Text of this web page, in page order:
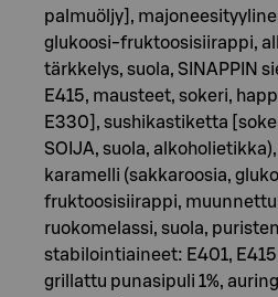
palmuöljy],
glukoosi-fruktoosisiirappi,
tärkkelys, suola, SINAPPIN
E415, mausteet, sokeri,
E330], sushikastiketta
SOIJA, suola,
karamelli (sakkaroosia,
fruktoosisiirappi,
ruokomelassi, suola,
stabilointiaineet: E401,
grillattu punasipuli 1%,